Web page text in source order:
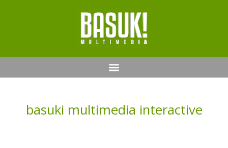
basuki multimedia interactive